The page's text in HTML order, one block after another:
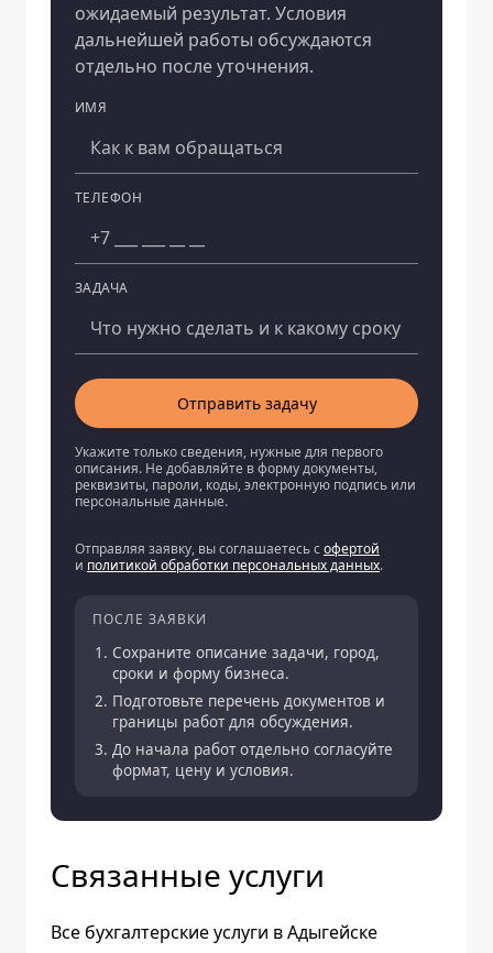
ожидаемый результат. Условия
дальнейшей работы обсуждаются
отдельно после уточнения.
ИМЯ
ТЕЛЕФОН
ЗАДАЧА
Компания
Отправить задачу
Укажите только сведения, нужные для первого
описания. Не добавляйте в форму документы,
реквизиты, пароли, коды, электронную подпись или
персональные данные.
Отправляя заявку, вы соглашаетесь софертой
и политикой обработки персональных данных.
ПОСЛЕ ЗАЯВКИ
Сохраните описание задачи, город,
сроки и форму бизнеса.
Подготовьте перечень документов и
границы работ для обсуждения.
До начала работ отдельно согласуйте
формат, цену и условия.
Связанные услуги
Все бухгалтерские услуги в Адыгейске